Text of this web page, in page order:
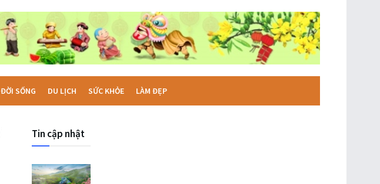
ĐỜI SỐNG DU LỊCH SỨC KHỎE LÀM ĐẸP
Tin cập nhật